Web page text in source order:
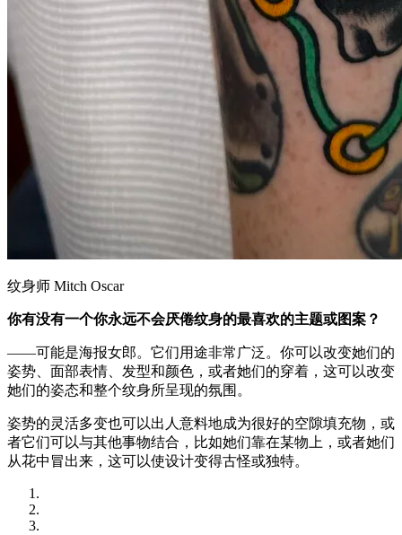
纹身师 Mitch Oscar
你有没有一个你永远不会厌倦纹身的最喜欢的主题或图案？
——可能是海报女郎。它们用途非常广泛。你可以改变她们的
姿势、面部表情、发型和颜色，或者她们的穿着，这可以改变
她们的姿态和整个纹身所呈现的氛围。
姿势的灵活多变也可以出人意料地成为很好的空隙填充物，或
者它们可以与其他事物结合，比如她们靠在某物上，或者她们
从花中冒出来，这可以使设计变得古怪或独特。